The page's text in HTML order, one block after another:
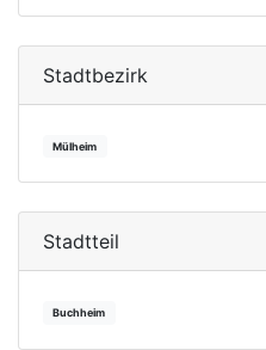
Stadtbezirk
Mülheim
Stadtteil
Buchheim